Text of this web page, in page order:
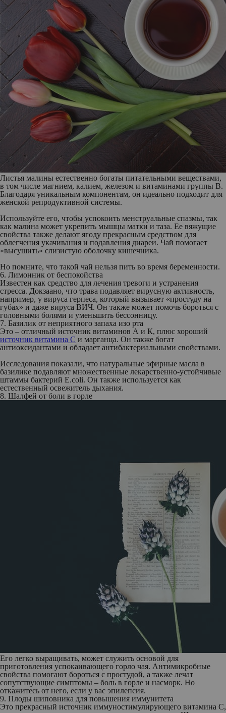
Листья малины естественно богаты питательными веществами,
в том числе магнием, калием, железом и витаминами группы В.
Благодаря уникальным компонентам, он идеально подходит для
женской репродуктивной системы.
Используйте его, чтобы успокоить менструальные спазмы, так
как малина может укрепить мышцы матки и таза. Ее вяжущие
свойства также делают ягоду прекрасным средством для
облегчения укачивания и подавления диареи. Чай помогает
«высушить» слизистую оболочку кишечника.
Но помните, что такой чай нельзя пить во время беременности.
6. Лимонник от беспокойства
Известен как средство для лечения тревоги и устранения
стресса. Докзаано, что трава подавляет вирусную активность,
например, у вируса герпеса, который вызывает «простуду на
губах» и даже вируса ВИЧ. Он также может помочь бороться с
головными болями и уменьшить бессонницу.
7. Базилик от неприятного запаха изо рта
Это – отличный источник витаминов А и К, плюс хороший
источник витамина С и марганца. Он также богат
антиоксидантами и обладает антибактериальными свойствами.
Исследования показали, что натуральные эфирные масла в
базилике подавляют множественные лекарственно-устойчивые
штаммы бактерий E.coli. Он также используется как
естественный освежитель дыхания.
8. Шалфей от боли в горле
Его легко выращивать, может служить основой для
приготовления успокаивающего горло чая. Антимикробные
свойства помогают бороться с простудой, а также лечат
сопутствующие симптомы – боль в горле и насморк. Но
откажитесь от него, если у вас эпилепсия.
9. Плоды шиповника для повышения иммунитета
Это прекрасный источник иммуностимулирующего витамина С,